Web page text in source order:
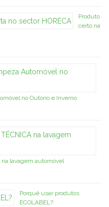
Produto
certo na
no Outono e Inverno
na lavagem automóvel
Porquê usar produtos
ECOLABEL?